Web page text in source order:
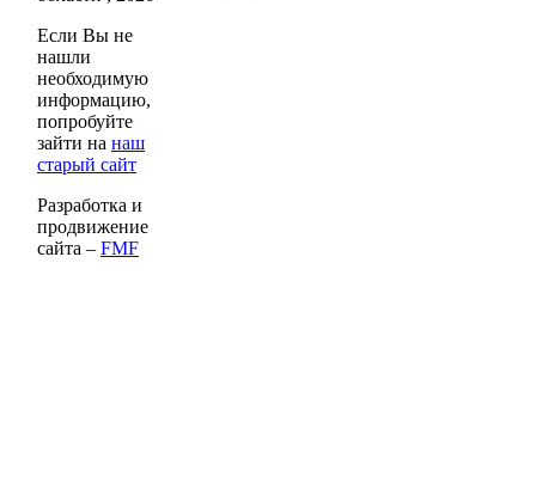
Если Вы не
нашли
необходимую
информацию,
попробуйте
зайти на наш
старый сайт
Разработка и
продвижение
сайта – FMF